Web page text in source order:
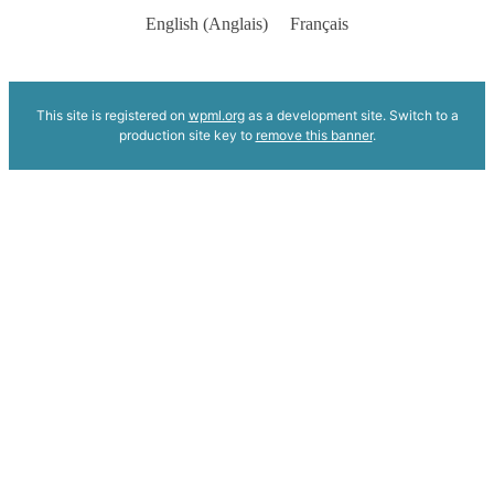
English (Anglais) Français
This site is registered on wpml.orgas a development site. Switch to a
production site key to remove this banner.